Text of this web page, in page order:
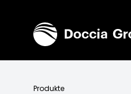
Produkte